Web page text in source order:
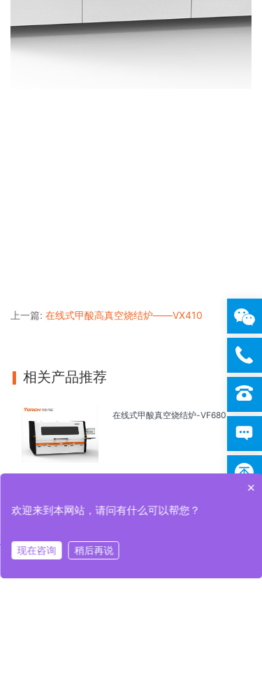
上一篇: 在线式甲酸高真空烧结炉——VX410
在线式甲酸真空烧结炉-VF680
VX410
相关产品推荐
在线咨询
×
欢迎来到本网站，请问有什么可以帮您？
现在咨询
稍后再说
在线咨询